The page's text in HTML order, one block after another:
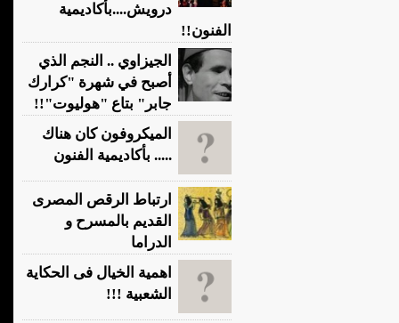
درويش....بأكاديمية
الفنون!!
الجيزاوي .. النجم الذي
أصبح في شهرة "كرارك
جابر" بتاع "هوليوت"!!
الميكروفون كان هناك
..... بأكاديمية الفنون
ارتباط الرقص المصرى
القديم بالمسرح و
الدراما
اهمية الخيال فى الحكاية
الشعبية !!!